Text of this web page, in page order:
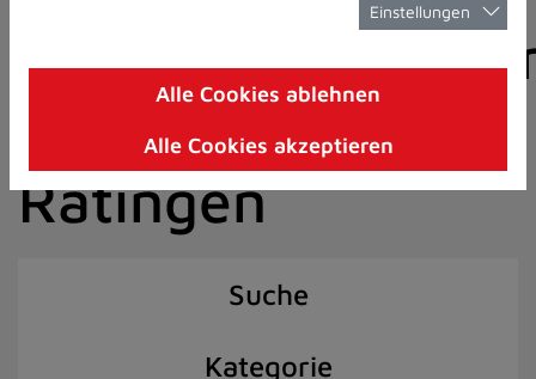
8)
I)
der Stadt
Ratingen
Suche
Kategorie
Einstellungen
Alle Cookies ablehnen
Alle Cookies akzeptieren